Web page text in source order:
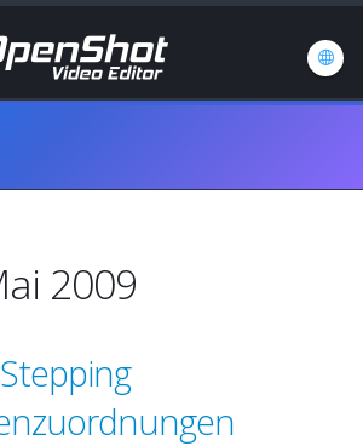
2009